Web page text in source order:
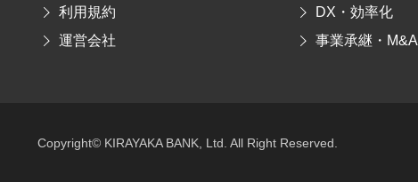
利用規約
運営会社
DX・効率化
事業承継・M&A
Copyright© KIRAYAKA BANK, Ltd. All Right Reserved.